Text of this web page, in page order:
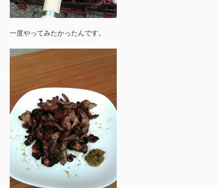
一度やってみたかったんです。